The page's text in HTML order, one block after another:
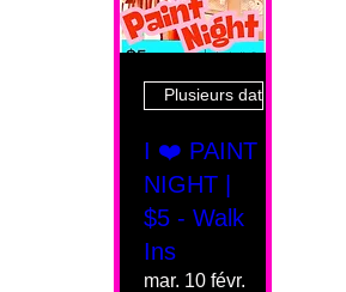
Plusieurs dates
I ❤️ PAINT
NIGHT |
$5 - Walk
Ins
mar. 10 févr.